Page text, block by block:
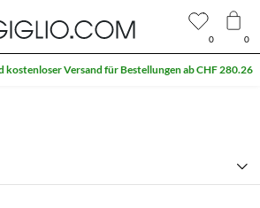
0 0
Versand für Bestellungen ab CHF 280.26